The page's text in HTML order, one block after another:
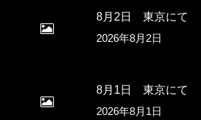
8月2日 東京にて
2026年8月2日
8月1日 東京にて
2026年8月1日